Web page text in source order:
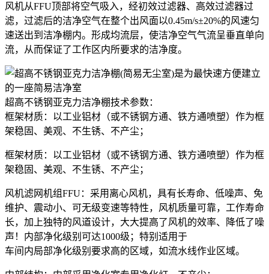
风机从FFU顶部将空气吸入，经初效过滤器、高效过滤器过
滤，过滤后的洁净空气在整个出风面以0.45m/s±20%的风速匀
速送出到洁净棚内。形成均流层，使洁净空气气流呈垂直单向
流，从而保证了工作区内所要求的洁净度。
超高不锈钢亚克力洁净棚技术参数：
框架材质：以工业铝材（或不锈钢方通、铁方通喷塑）作为框
架稳固、美观、不生锈、不产尘；
框架材质：以工业铝材（或不锈钢方通、铁方通喷塑）作为框
架稳固、美观、不生锈、不产尘；
风机滤网机组FFU：采用离心风机，具有长寿命、低噪声、免
维护、震动小、可无级变速等特性，风机质量可靠，工作寿命
长，加上独特的风道设计，大大提高了风机的效率、降低了噪
声！内部净化级别可达1000级；特别适用于
车间内局部净化级别要求高的区域，如流水线作业区域。